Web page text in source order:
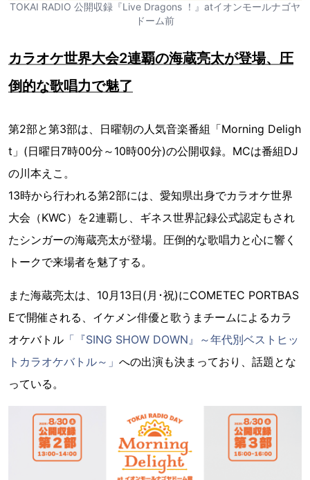
TOKAI RADIO 公開収録『Live Dragons ！』atイオンモールナゴヤ
ドーム前
カラオケ世界大会2連覇の海蔵亮太が登場、圧
倒的な歌唱力で魅了
第2部と第3部は、日曜朝の人気音楽番組「Morning Deligh
t」(日曜日7時00分～10時00分)の公開収録。MCは番組DJ
の川本えこ。
13時から行われる第2部には、愛知県出身でカラオケ世界
大会（KWC）を2連覇し、ギネス世界記録公式認定もされ
たシンガーの海蔵亮太が登場。圧倒的な歌唱力と心に響く
トークで来場者を魅了する。
また海蔵亮太は、10月13日(月･祝)にCOMETEC PORTBAS
Eで開催される、イケメン俳優と歌うまチームによるカラ
オケバトル 「『SING SHOW DOWN』～年代別ベストヒッ
トカラオケバトル～」 への出演も決まっており、話題とな
っている。